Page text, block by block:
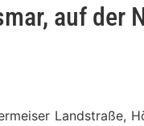
auf der
Landstraße,